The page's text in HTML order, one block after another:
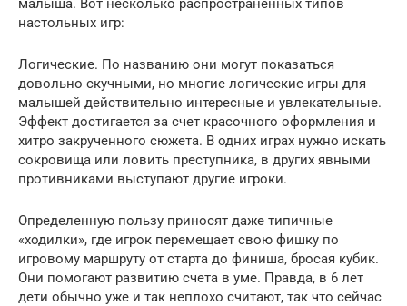
малыша. Вот несколько распространенных типов
настольных игр:
Логические. По названию они могут показаться
довольно скучными, но многие логические игры для
малышей действительно интересные и увлекательные.
Эффект достигается за счет красочного оформления и
хитро закрученного сюжета. В одних играх нужно искать
сокровища или ловить преступника, в других явными
противниками выступают другие игроки.
Определенную пользу приносят даже типичные
«ходилки», где игрок перемещает свою фишку по
игровому маршруту от старта до финиша, бросая кубик.
Они помогают развитию счета в уме. Правда, в 6 лет
дети обычно уже и так неплохо считают, так что сейчас